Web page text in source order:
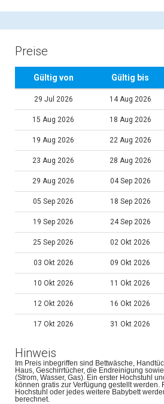
Preise
Gültig von Gültig bis
29 Jul 2026 14 Aug 2026
15 Aug 2026 18 Aug 2026
19 Aug 2026 22 Aug 2026
23 Aug 2026 28 Aug 2026
29 Aug 2026 04 Sep 2026
05 Sep 2026 18 Sep 2026
19 Sep 2026 24 Sep 2026
25 Sep 2026 02 Okt 2026
03 Okt 2026 09 Okt 2026
10 Okt 2026 11 Okt 2026
12 Okt 2026 16 Okt 2026
17 Okt 2026 31 Okt 2026
Hinweis
Im Preis inbegriffen sind Bettwäsche,
Haus, Geschirrtücher, die Endreinigung
(Strom, Wasser, Gas). Ein erster Hochstuhl
können gratis zur Verfügung gestellt werden.
Hochstuhl oder jedes weitere Babybett
berechnet.